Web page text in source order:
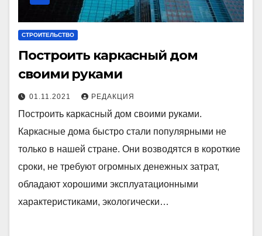
СТРОИТЕЛЬСТВО
Построить каркасный дом
своими руками
01.11.2021 РЕДАКЦИЯ
Построить каркасный дом своими руками.
Каркасные дома быстро стали популярными не
только в нашей стране. Они возводятся в короткие
сроки, не требуют огромных денежных затрат,
обладают хорошими эксплуатационными
характеристиками, экологически…